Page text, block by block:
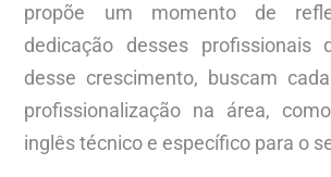
propõe um momento de
dedicação desses profissionais
desse crescimento, buscam
profissionalização na área,
inglês técnico e específico para o